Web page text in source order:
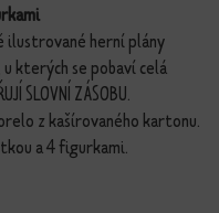
ilustrované herní plány
kterých se pobaví celá
SLOVNÍ ZÁSOBU.
z kašírovaného kartonu.
a 4 figurkami.